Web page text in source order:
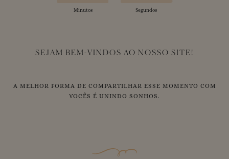
Minutos Segundos
SEJAM BEM-VINDOS AO NOSSO SITE!
A MELHOR FORMA DE COMPARTILHAR ESSE MOMENTO COM
VOCÊS É UNINDO SONHOS.